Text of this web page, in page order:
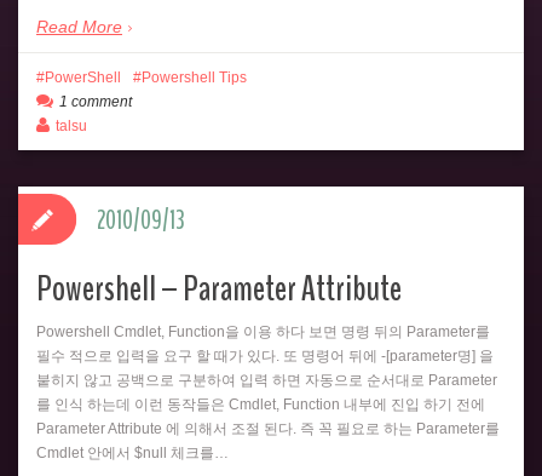
Read More
PowerShell
Powershell Tips
1 comment
talsu
Powershell – Parameter Attribute
Powershell Cmdlet, Function을 이용 하다 보면 명령 뒤의 Parameter를
필수 적으로 입력을 요구 할 때가 있다. 또 명령어 뒤에 -[parameter명] 을
붙히지 않고 공백으로 구분하여 입력 하면 자동으로 순서대로 Parameter
를 인식 하는데 이런 동작들은 Cmdlet, Function 내부에 진입 하기 전에
Parameter Attribute 에 의해서 조절 된다. 즉 꼭 필요로 하는 Parameter를
Cmdlet 안에서 $null 체크를…
2010/09/13